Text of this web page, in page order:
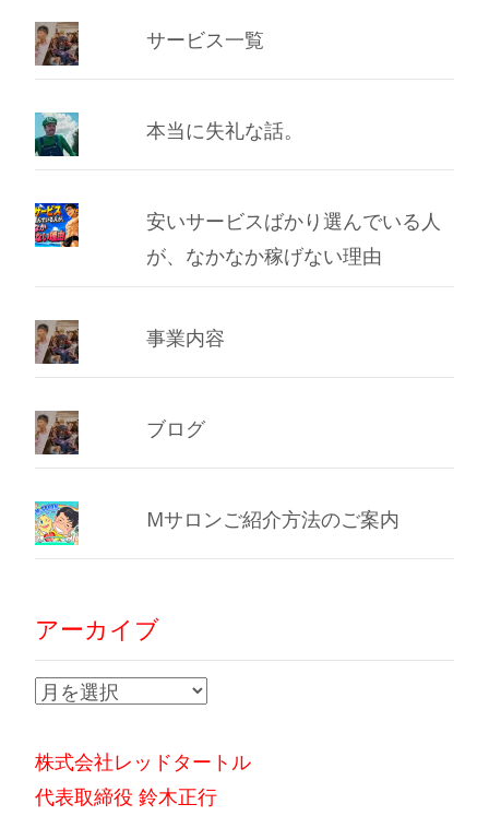
サービス一覧
本当に失礼な話。
安いサービスばかり選んでいる人
が、なかなか稼げない理由
事業内容
ブログ
Mサロンご紹介方法のご案内
アーカイブ
ア
カ
イ
株式会社レッドタートル
代表取締役 鈴木正行